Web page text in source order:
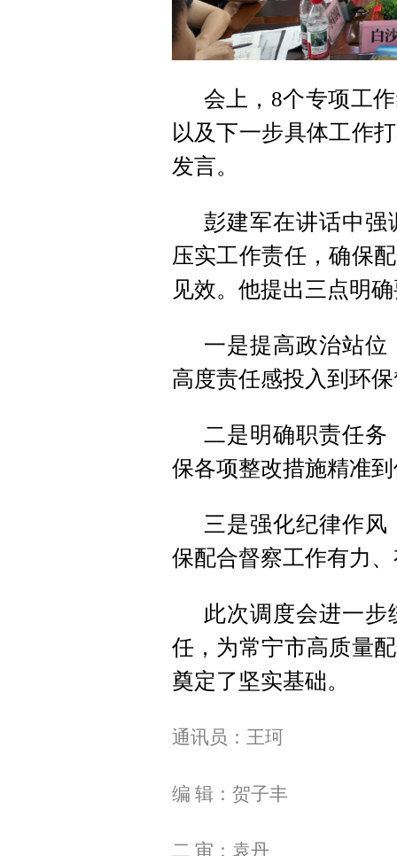
会上，8个专项工
以及下一步具体工作
发言。
彭建军在讲话中强
压实工作责任，确保
见效。他提出三点明
一是提高政治站
高度责任感投入到环
二是明确职责任务
保各项整改措施精准
三是强化纪律作
保配合督察工作有力
此次调度会进一
任，为常宁市高质量
奠定了坚实基础。
通讯员：王珂
编 辑：贺子丰
二 审：袁丹